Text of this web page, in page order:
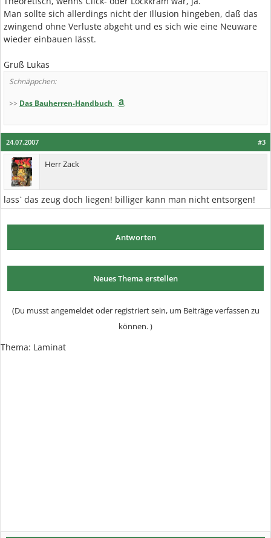
Man sollte sich allerdings nicht der Illusion hingeben, daß das
zwingend ohne Verluste abgeht und es sich wie eine Neuware
wieder einbauen lässt.
Gruß Lukas
Schnäppchen:
>> Das Bauherren-Handbuch
#3
24.07.2007
Herr Zack
lass` das zeug doch liegen! billiger kann man nicht entsorgen!
Antworten
Neues Thema erstellen
(Du musst angemeldet oder registriert sein, um Beiträge verfassen zu
können. )
Thema: Laminat